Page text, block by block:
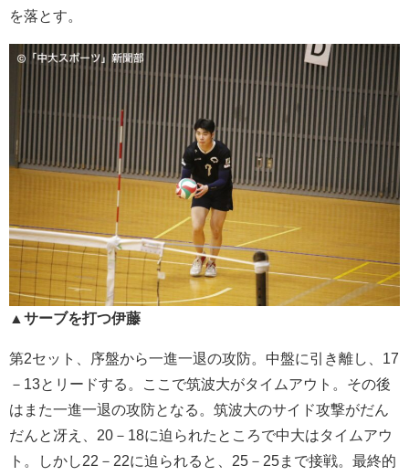
を落とす。
▲サーブを打つ伊藤
第2セット、序盤から一進一退の攻防。中盤に引き離し、17
－13とリードする。ここで筑波大がタイムアウト。その後
はまた一進一退の攻防となる。筑波大のサイド攻撃がだん
だんと冴え、20－18に迫られたところで中大はタイムアウ
ト。しかし22－22に迫られると、25－25まで接戦。最終的